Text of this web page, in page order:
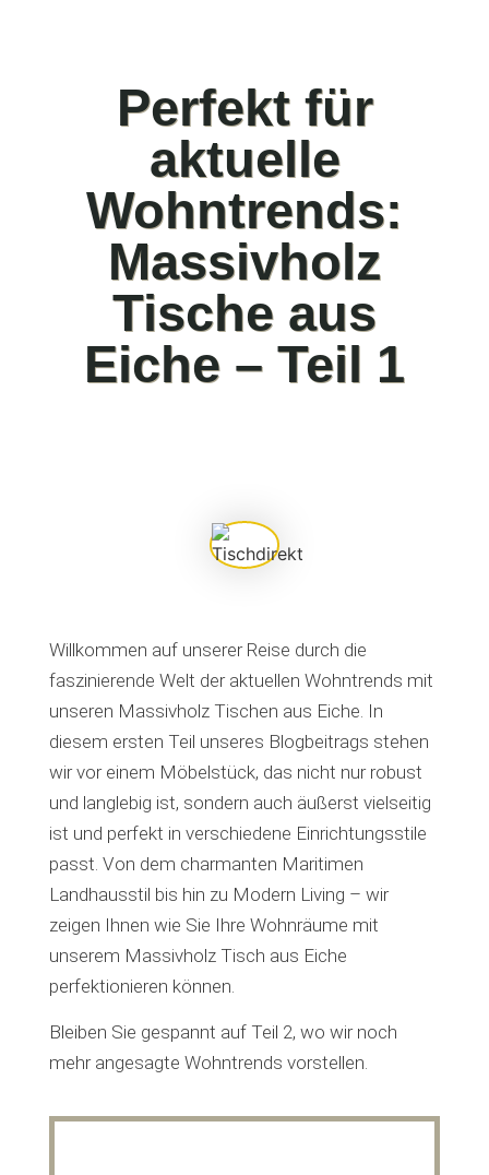
Perfekt für
aktuelle
Wohntrends:
Massivholz
Tische aus
Eiche – Teil 1
Willkommen auf unserer Reise durch die
faszinierende Welt der aktuellen Wohntrends mit
unseren Massivholz Tischen aus Eiche. In
diesem ersten Teil unseres Blogbeitrags stehen
wir vor einem Möbelstück, das nicht nur robust
und langlebig ist, sondern auch äußerst vielseitig
ist und perfekt in verschiedene Einrichtungsstile
passt. Von dem charmanten Maritimen
Landhausstil bis hin zu Modern Living – wir
zeigen Ihnen wie Sie Ihre Wohnräume mit
unserem Massivholz Tisch aus Eiche
perfektionieren können.
Bleiben Sie gespannt auf Teil 2, wo wir noch
mehr angesagte Wohntrends vorstellen.